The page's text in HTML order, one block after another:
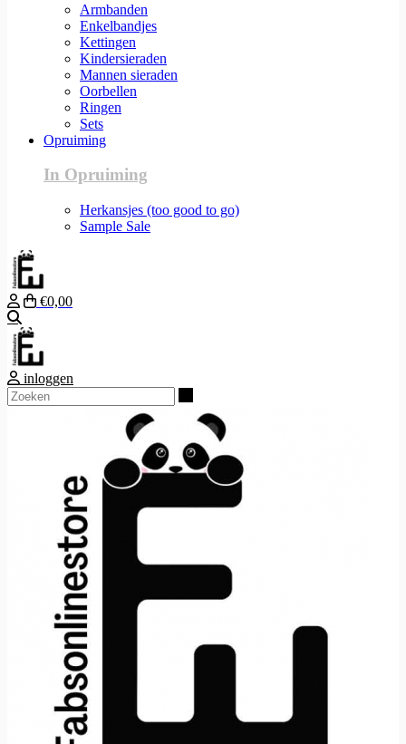
Armbanden
Enkelbandjes
Kettingen
Kindersieraden
Mannen sieraden
Oorbellen
Ringen
Sets
Opruiming
In Opruiming
Herkansjes (too good to go)
Sample Sale
€0,00
inloggen